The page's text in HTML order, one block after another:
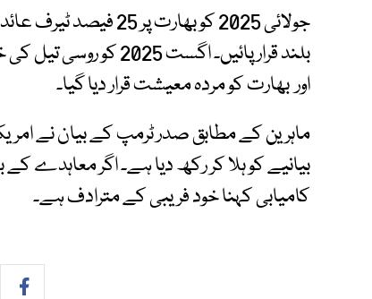
جولائی 2025 کو بھارت
اور بھارت کو مردہ معیشت قرار دیا گیا۔
ماہرین کے مطابق صدر ٹرمپ کے بیان نے
بیانیے کو ہلا کر رکھ دیا ہے۔ اگر معاہدے
کامیابی کہنا خود فریبی کے مترادف ہے۔